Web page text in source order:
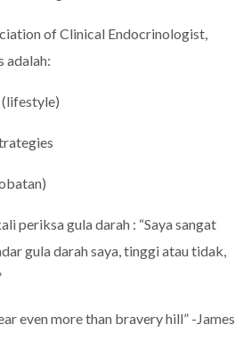
of Clinical Endocrinologist,
adalah:
(lifestyle)
periksa gula darah : “Saya sangat
gula darah saya, tinggi atau tidak,
even more than bravery hill” -James